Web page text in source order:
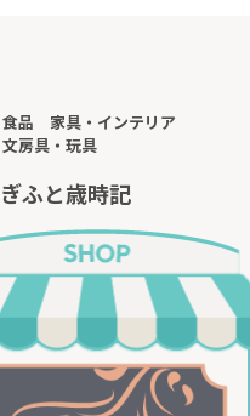
食品
家具・インテリア
文房具・玩具
ぎふと歳時記